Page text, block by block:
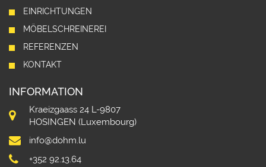
EINRICHTUNGEN
MÖBELSCHREINEREI
REFERENZEN
KONTAKT
INFORMATION
Kraeizgaass 24 L-9807
HOSINGEN (Luxembourg)
info@dohm.lu
+352 92.13.64